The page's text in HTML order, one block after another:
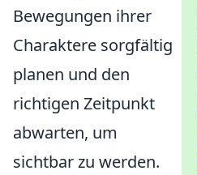
Bewegungen ihrer
Charaktere sorgfältig
planen und den
richtigen Zeitpunkt
abwarten, um
sichtbar zu werden.